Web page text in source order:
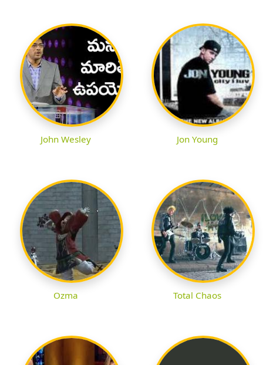
John Wesley Jon Young
Ozma Total Chaos